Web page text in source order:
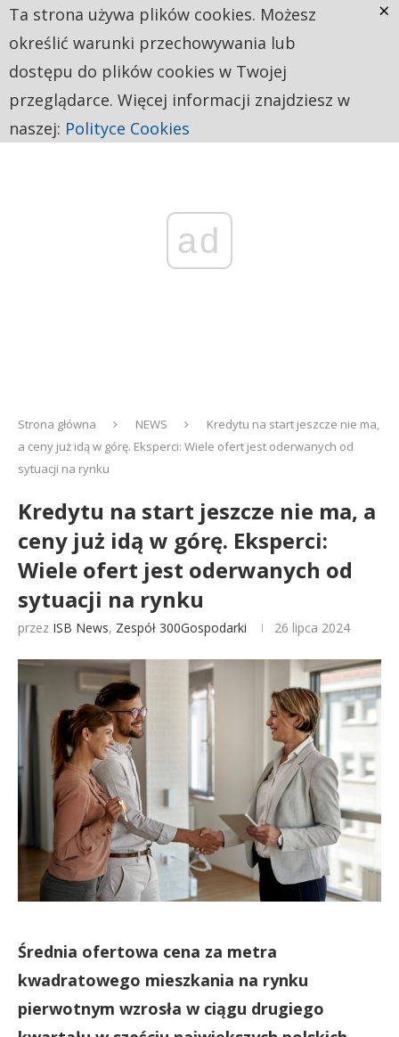
ad
Strona główna NEWS
Kredytu na start jeszcze nie ma,
a ceny już idą w górę. Eksperci: Wiele ofert jest oderwanych od
sytuacji na rynku
Kredytu na start jeszcze nie ma, a
ceny już idą w górę. Eksperci:
Wiele ofert jest oderwanych od
sytuacji na rynku
przez ISB News, Zespół 300Gospodarki 26 lipca 2024
Średnia ofertowa cena za metra
kwadratowego mieszkania na rynku
pierwotnym wzrosła w ciągu drugiego
Ta strona używa plików cookies. Możesz
określić warunki przechowywania lub
dostępu do plików cookies w Twojej
przeglądarce. Więcej informacji znajdziesz w
naszej: Polityce Cookies
×